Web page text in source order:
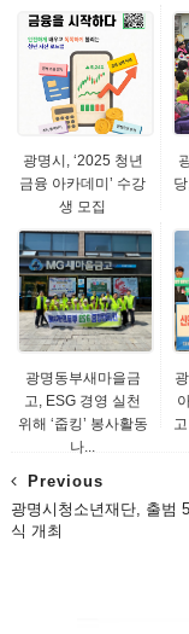
광명시, ‘2025 청년
금융 아카데미’ 수강
생 모집
광명동부새마을금
고, ESG 경영 실천
위해 ‘줍킹’ 봉사활동
나...
Previous
광명시청소년재단, 출범
식 개최